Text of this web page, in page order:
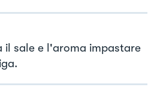
il sale e l'aroma impastare